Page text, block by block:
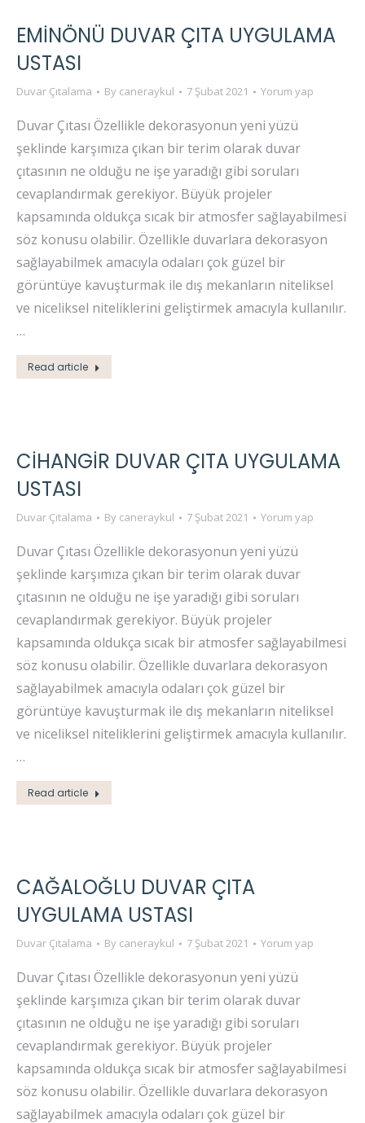
EMINÖNÜ DUVAR ÇITA UYGULAMA
USTASI
Duvar Çıtalama By caneraykul 7 Şubat 2021 Yorum yap
Duvar Çıtası Özellikle dekorasyonun yeni yüzü
şeklinde karşımıza çıkan bir terim olarak duvar
çıtasının ne olduğu ne işe yaradığı gibi soruları
cevaplandırmak gerekiyor. Büyük projeler
kapsamında oldukça sıcak bir atmosfer sağlayabilmesi
söz konusu olabilir. Özellikle duvarlara dekorasyon
sağlayabilmek amacıyla odaları çok güzel bir
görüntüye kavuşturmak ile dış mekanların niteliksel
ve niceliksel niteliklerini geliştirmek amacıyla kullanılır.
…
Read article
CIHANGIR DUVAR ÇITA UYGULAMA
USTASI
Duvar Çıtalama By caneraykul 7 Şubat 2021 Yorum yap
Duvar Çıtası Özellikle dekorasyonun yeni yüzü
şeklinde karşımıza çıkan bir terim olarak duvar
çıtasının ne olduğu ne işe yaradığı gibi soruları
cevaplandırmak gerekiyor. Büyük projeler
kapsamında oldukça sıcak bir atmosfer sağlayabilmesi
söz konusu olabilir. Özellikle duvarlara dekorasyon
sağlayabilmek amacıyla odaları çok güzel bir
görüntüye kavuşturmak ile dış mekanların niteliksel
ve niceliksel niteliklerini geliştirmek amacıyla kullanılır.
…
Read article
CAĞALOĞLU DUVAR ÇITA
UYGULAMA USTASI
Duvar Çıtalama By caneraykul 7 Şubat 2021 Yorum yap
Duvar Çıtası Özellikle dekorasyonun yeni yüzü
şeklinde karşımıza çıkan bir terim olarak duvar
çıtasının ne olduğu ne işe yaradığı gibi soruları
cevaplandırmak gerekiyor. Büyük projeler
kapsamında oldukça sıcak bir atmosfer sağlayabilmesi
söz konusu olabilir. Özellikle duvarlara dekorasyon
sağlayabilmek amacıyla odaları çok güzel bir